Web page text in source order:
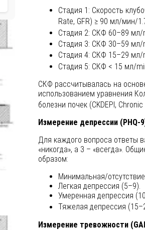
Стадия 1: Скорость
Rate, GFR) ≥ 90 мл/мин/
Стадия 2: СКФ 60–89
Стадия 3: СКФ 30–59
Стадия 4: СКФ 15–29
Стадия 5: СКФ < 15 мл/
СКФ рассчитывалась на
использованием уравнения
болезни почек (CKDEPI,
Измерение депрессии (PHQ-
Для каждого вопроса ответы
«никогда», а 3 – «всегда».
образом:
Минимальная/
Легкая депрессия (5–9).
Умеренная депрессия
Тяжелая депрессия
Измерение тревожности